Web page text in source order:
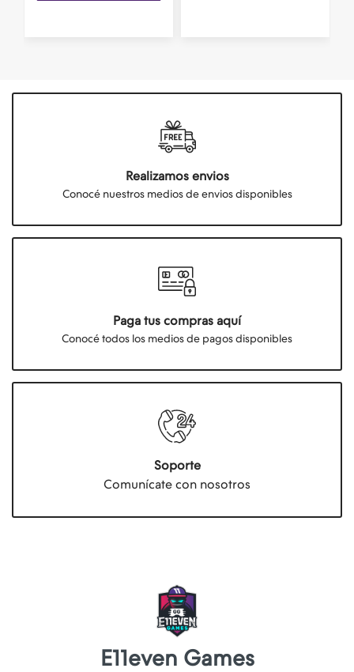
Realizamos envios
Conocé nuestros medios de envios disponibles
Paga tus compras aquí
Conocé todos los medios de pagos disponibles
Soporte
Comunícate con nosotros
E11even Games